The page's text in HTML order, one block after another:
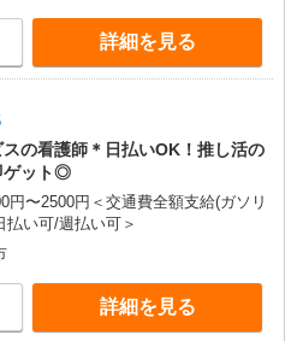
詳細を見る
の看護師＊日払いOK！推し活の
ゲット◎
円〜2500円＜交通費全額支給(ガソリ
払い可/週払い可＞
詳細を見る